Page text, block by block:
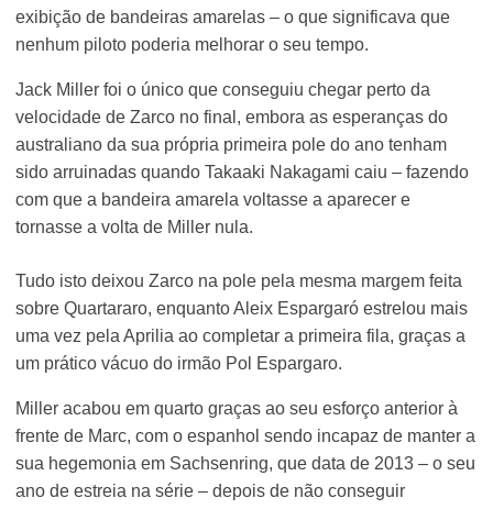
exibição de bandeiras amarelas – o que significava que
nenhum piloto poderia melhorar o seu tempo.
Jack Miller foi o único que conseguiu chegar perto da
velocidade de Zarco no final, embora as esperanças do
australiano da sua própria primeira pole do ano tenham
sido arruinadas quando Takaaki Nakagami caiu – fazendo
com que a bandeira amarela voltasse a aparecer e
tornasse a volta de Miller nula.
Tudo isto deixou Zarco na pole pela mesma margem feita
sobre Quartararo, enquanto Aleix Espargaró estrelou mais
uma vez pela Aprilia ao completar a primeira fila, graças a
um prático vácuo do irmão Pol Espargaro.
Miller acabou em quarto graças ao seu esforço anterior à
frente de Marc, com o espanhol sendo incapaz de manter a
sua hegemonia em Sachsenring, que data de 2013 – o seu
ano de estreia na série – depois de não conseguir